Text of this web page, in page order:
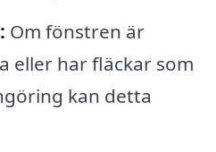
Om fönstren är
eller har fläckar som
kan detta